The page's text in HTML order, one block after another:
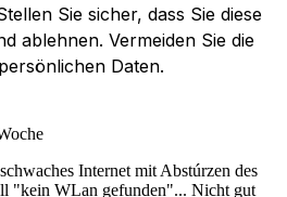
Sie sicher, dass Sie diese
ablehnen. Vermeiden Sie die
Daten.